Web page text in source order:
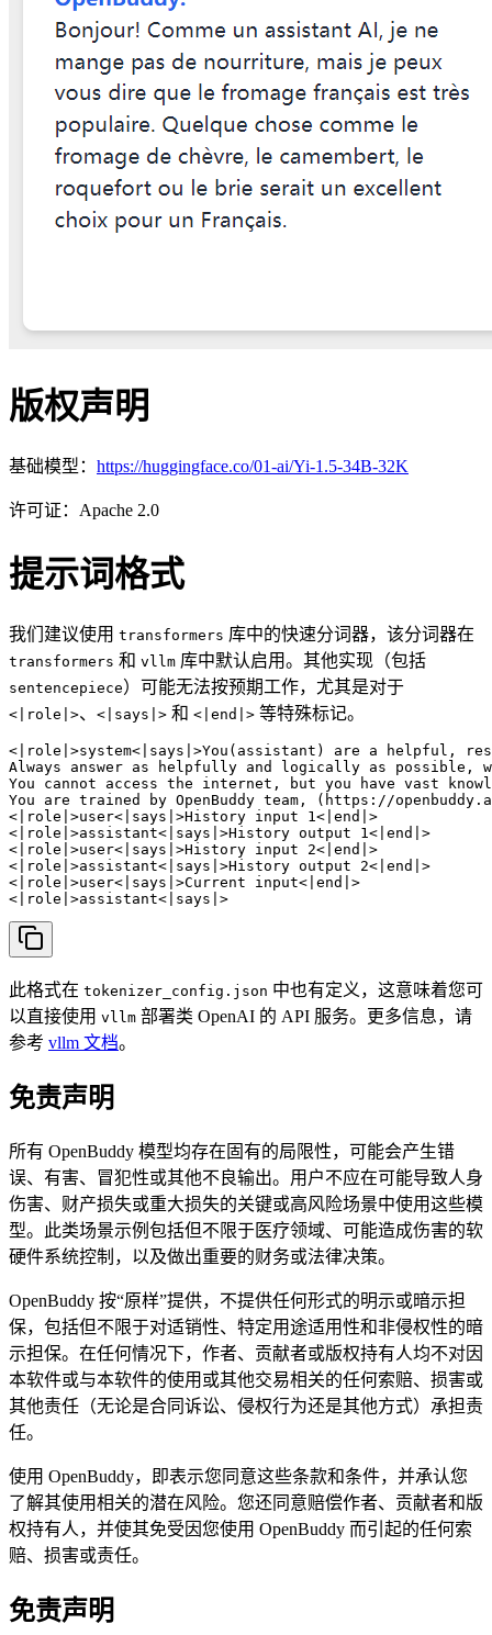
版权声明
基础模型： https://huggingface.co/01-ai/Yi-1.5-34B-32K
许可证：Apache 2.0
提示词格式
我们建议使用 transformers 库中的快速分词器，该分词器在
transformers 和 vllm 库中默认启用。其他实现（包括
sentencepiece）可能无法按预期工作，尤其是对于
<|role|>、 <|says|> 和 <|end|> 等特殊标记。
<|role|>system<|says|>You(assistant) are a helpful,
Always answer as helpfully and logically as
You cannot access the internet, but you have vast
You are trained by OpenBuddy team, (https://
<|role|>user<|says|>History input 1<|end|>
<|role|>assistant<|says|>History output 1<|end|>
<|role|>user<|says|>History input 2<|end|>
<|role|>assistant<|says|>History output 2<|end|>
<|role|>user<|says|>Current input<|end|>
<|role|>assistant<|says|>
此格式在 tokenizer_config.json 中也有定义，这意味着您可
以直接使用 vllm 部署类 OpenAI 的 API 服务。更多信息，请
参考 vllm 文档。
免责声明
所有 OpenBuddy 模型均存在固有的局限性，可能会产生错
误、有害、冒犯性或其他不良输出。用户不应在可能导致人身
伤害、财产损失或重大损失的关键或高风险场景中使用这些模
型。此类场景示例包括但不限于医疗领域、可能造成伤害的软
硬件系统控制，以及做出重要的财务或法律决策。
OpenBuddy 按“原样”提供，不提供任何形式的明示或暗示担
保，包括但不限于对适销性、特定用途适用性和非侵权性的暗
示担保。在任何情况下，作者、贡献者或版权持有人均不对因
本软件或与本软件的使用或其他交易相关的任何索赔、损害或
其他责任（无论是合同诉讼、侵权行为还是其他方式）承担责
任。
使用 OpenBuddy，即表示您同意这些条款和条件，并承认您
了解其使用相关的潜在风险。您还同意赔偿作者、贡献者和版
权持有人，并使其免受因您使用 OpenBuddy 而引起的任何索
赔、损害或责任。
免责声明